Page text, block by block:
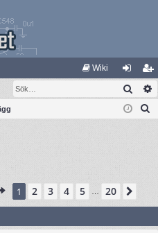
Wiki
og
ga
li
m
Sök
Sida 1av20
1 2 3 4 5 20